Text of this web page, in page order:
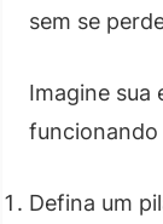
sem se
Imagine sua
funcionando
Defina um